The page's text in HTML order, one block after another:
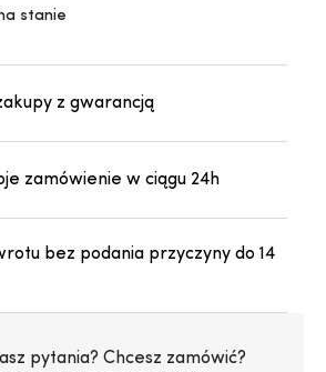
stanie
z gwarancją
zamówienie w ciągu 24h
bez podania przyczyny do 14
pytania? Chcesz zamówić?